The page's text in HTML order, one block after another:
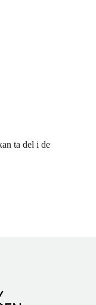
ta del i de